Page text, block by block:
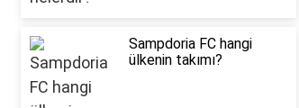
Sampdoria FC hangi
ülkenin takımı?